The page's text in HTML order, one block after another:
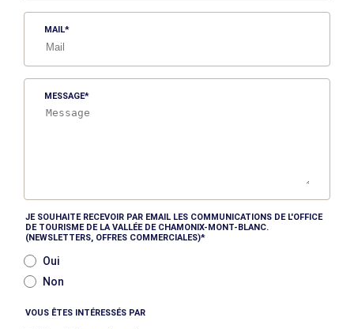
MAIL
MESSAGE
JE SOUHAITE RECEVOIR PAR EMAIL LES COMMUNICATIONS DE L'OFFICE
DE TOURISME DE LA VALLÉE DE CHAMONIX-MONT-BLANC.
(NEWSLETTERS, OFFRES COMMERCIALES)
Oui
Non
VOUS ÊTES INTÉRESSÉS PAR